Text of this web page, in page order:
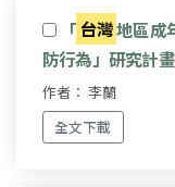
「 台灣地區成
防行為」研究計畫
作者： 李蘭
全文下載